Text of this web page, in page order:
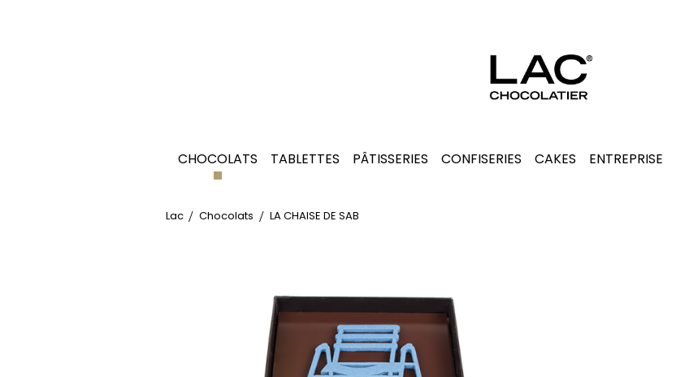
CHOCOLATS TABLETTES PÂTISSERIES CONFISERIES CAKES ENTREPRISE
Lac Chocolats LA CHAISE DE SAB